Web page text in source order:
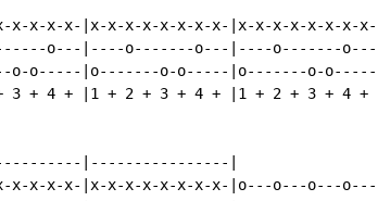
x-x-x-x-|x-x-x-x-x-x-x-x-|x-x-x-x-x-x-x-x-|
o---|----o-------o---|----o-------o---|
o-----|o-------o-o-----|o-------o-o-----|
+ 4 + |1 + 2 + 3 + 4 + |1 + 2 + 3 + 4 + |
|----------------|
x-x-x-x-|x-x-x-x-x-x-x-x-|o---o---o---o---|